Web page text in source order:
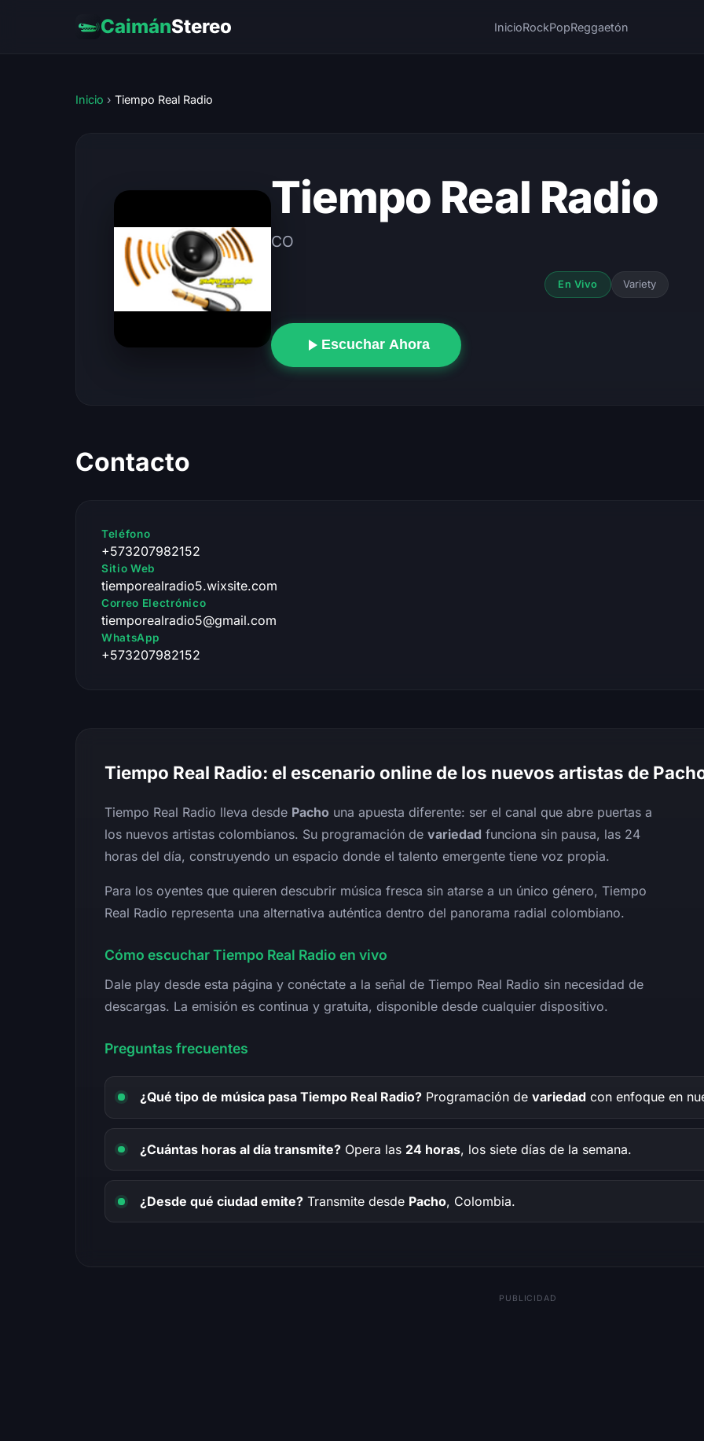
CaimánStereo InicioRockPopReggaetón
Inicio › Tiempo Real Radio
Tiempo Real Radio
CO
En Vivo Variety
Escuchar Ahora
Contacto
Teléfono
+573207982152
Sitio Web
tiemporealradio5.wixsite.com
Correo Electrónico
tiemporealradio5@gmail.com
WhatsApp
+573207982152
Tiempo Real Radio: el escenario online de los nuevos artistas de
Tiempo Real Radio lleva desde Pacho una apuesta diferente: ser el canal que abre puertas a
los nuevos artistas colombianos. Su programación de variedad funciona sin pausa, las 24
horas del día, construyendo un espacio donde el talento emergente tiene voz propia.
Para los oyentes que quieren descubrir música fresca sin atarse a un único género, Tiempo
Real Radio representa una alternativa auténtica dentro del panorama radial colombiano.
Cómo escuchar Tiempo Real Radio en vivo
Dale play desde esta página y conéctate a la señal de Tiempo Real Radio sin necesidad de
descargas. La emisión es continua y gratuita, disponible desde cualquier dispositivo.
Preguntas frecuentes
¿Qué tipo de música pasa Tiempo Real Radio? Programación de variedad con enfoque en
¿Cuántas horas al día transmite? Opera las 24 horas, los siete días de la semana.
¿Desde qué ciudad emite? Transmite desde Pacho, Colombia.
PUBLICIDAD